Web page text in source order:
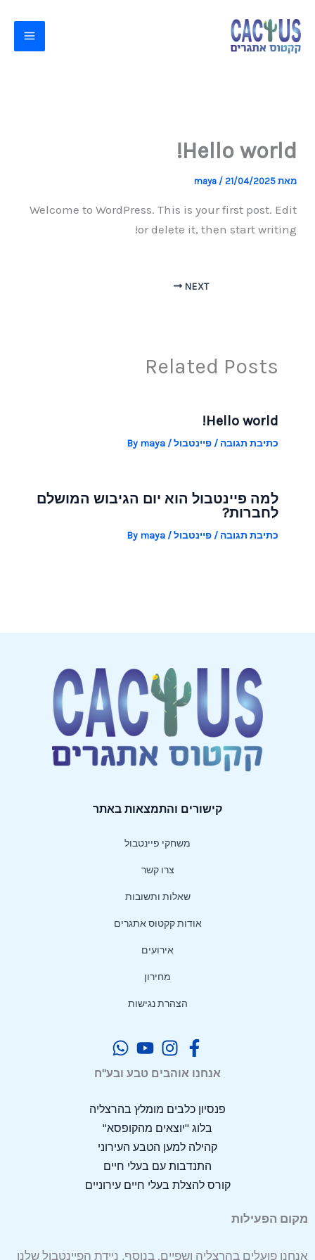
לתוכן
Hello world!
מאת maya / 21/04/2025
Welcome to WordPress. This is your first post. Edit
or delete it, then start writing!
NEXT
Related Posts
Hello world!
כתיבת תגובה /פיינטבול/ By
maya
למה פיינטבול הוא יום הגיבוש המושלם
לחברות?
כתיבת תגובה /פיינטבול/ By
maya
קישורים והתמצאות באתר
משחקי פיינטבול
צרו קשר
שאלות ותשובות
אודות קקטוס אתגרים
אירועים
מחירון
הצהרת נגישות
אנחנו אוהבים טבע ובע"ח
פנסיון כלבים מומלץ בהרצליה
בלוג "יוצאים מהקופסא"
קהילה למען הטבע העירוני
התנדבות עם בעלי חיים
קורס להצלת בעלי חיים עירוניים
מקום הפעילות
אנחנו פועלים בהרצליה ושפיים. בנוסף, ניידת הפיינטבול שלנו